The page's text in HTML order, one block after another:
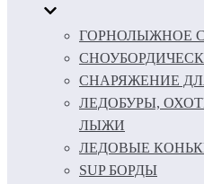
ГОРНОЛЫЖНОЕ
СНАРЯЖЕНИЕ
ЛЕДОБУРЫ,
ЛЫЖИ
ЛЕДОВЫЕ
SUP БОРДЫ